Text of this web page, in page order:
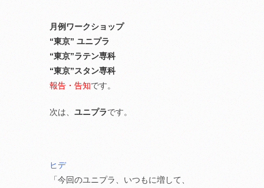
月例ワークショップ
“東京” ユニプラ
“東京”ラテン専科
“東京”スタン専科
報告・告知です。
次は、 ユニプラです。
ヒデ
「今回のユニプラ、いつもに増して、